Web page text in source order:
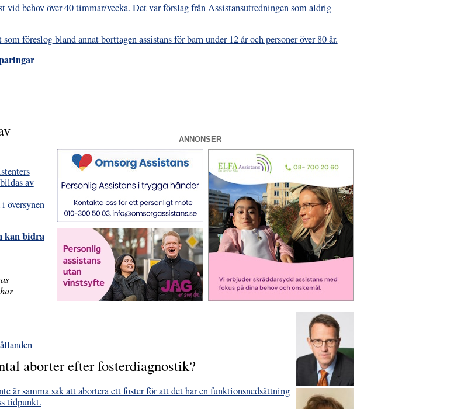
vid behov över 40 timmar/vecka. Det var förslag från Assistansutredningen som aldrig
föreslog bland annat borttagen assistans för barn under 12 år och personer över 80 år.
ANNONSER
av
översynen
kan bidra
aborter efter fosterdiagnostik?
är samma sak att abortera ett foster för att det har en funktionsnedsättning
tidpunkt.